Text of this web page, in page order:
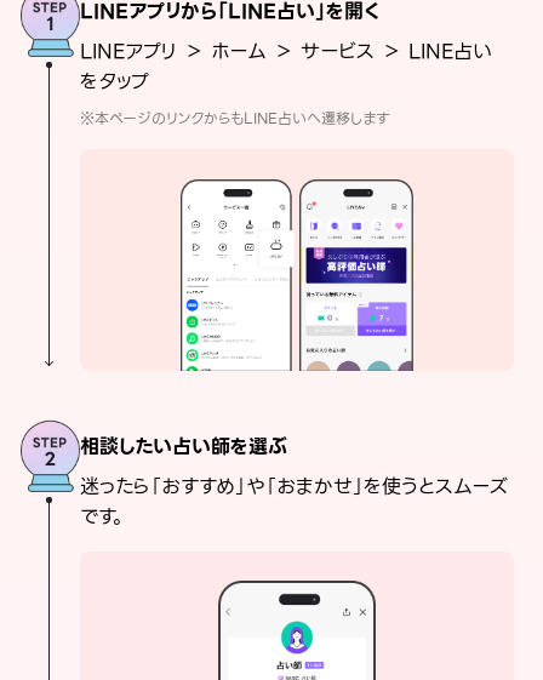
LINEアプリから「LINE占い」を開く
LINEアプリ ＞ ホーム ＞ サービス ＞ LINE占い
をタップ
※本ページのリンクからもLINE占いへ遷移します
相談したい占い師を選ぶ
迷ったら「おすすめ」や「おまかせ」を使うとスムーズ
です。